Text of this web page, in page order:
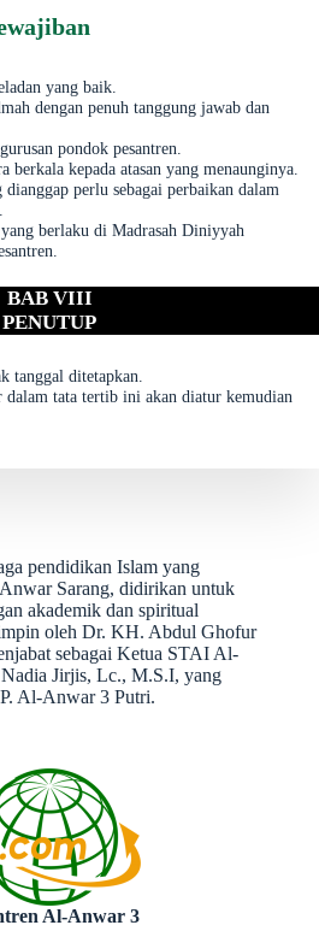
yang baik.
dengan penuh tanggung jawab dan
pondok pesantren.
berkala kepada atasan yang menaunginya.
perlu sebagai perbaikan dalam
berlaku di Madrasah Diniyyah
BAB VIII
PENUTUP
tanggal ditetapkan.
tata tertib ini akan diatur kemudian
pendidikan Islam yang
Sarang, didirikan untuk
akademik dan spiritual
oleh Dr. KH. Abdul Ghofur
sebagai Ketua STAI Al-
Jirjis, Lc., M.S.I, yang
Al-Anwar 3 Putri.
Al-Anwar 3